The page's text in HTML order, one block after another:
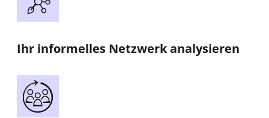
Ihr informelles Netzwerk analysieren